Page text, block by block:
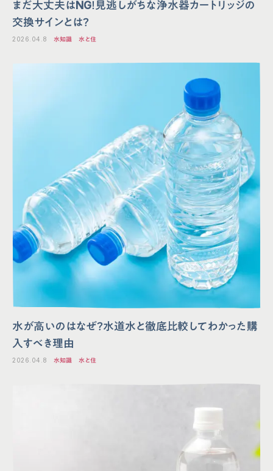
まだ大丈夫はNG！見逃しがちな浄水器カートリッジの
交換サインとは？
2026.04.8 水知識 水と住
水が高いのはなぜ？水道水と徹底比較してわかった購
入すべき理由
2026.04.8 水知識 水と住